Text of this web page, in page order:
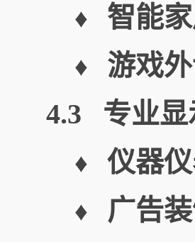
♦ 智能
♦ 游戏
4.3 专业显
♦ 仪器
♦ 广告